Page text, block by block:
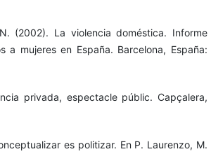
(2002). La violencia doméstica. Informe
a mujeres en España. Barcelona, España:
privada, espectacle públic. Capçalera,
es politizar. En P. Laurenzo, M.